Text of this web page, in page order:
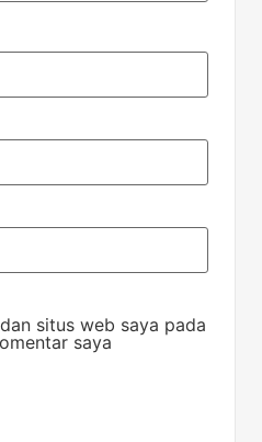
situs web saya pada
saya